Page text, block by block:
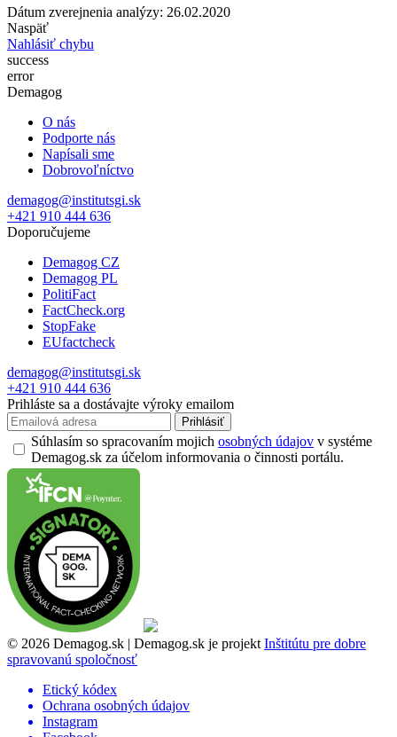
Dátum zverejnenia analýzy: 26.02.2020
Naspäť
Nahlásiť chybu
success
error
Demagog
O nás
Podporte nás
Napísali sme
Dobrovoľníctvo
demagog@institutsgi.sk
+421 910 444 636
Doporučujeme
Demagog CZ
Demagog PL
PolitiFact
FactCheck.org
StopFake
EUfactcheck
demagog@institutsgi.sk
+421 910 444 636
Prihláste sa a dostávajte výroky emailom
Prihlásiť
Súhlasím so spracovaním mojich osobných údajov v systéme
Demagog.sk za účelom informovania o činnosti portálu.
© 2026 Demagog.sk | Demagog.sk je projekt Inštitútu pre dobre
spravovanú spoločnosť
Etický kódex
Ochrana osobných údajov
Instagram